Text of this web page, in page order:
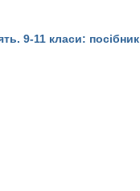
9-11 класи: посібник